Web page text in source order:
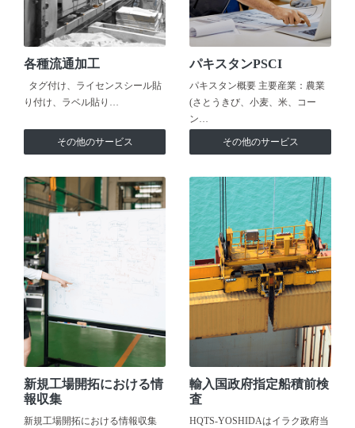
各種流通加工
タグ付け、ライセンスシール貼
り付け、ラベル貼り…
その他のサービス
パキスタンPSCI
パキスタン概要 主要産業：農業
(さとうきび、小麦、米、コー
ン…
その他のサービス
新規工場開拓における情
報収集
新規工場開拓における情報収集
輸入国政府指定船積前検
査
HQTS-YOSHIDAはイラク政府当